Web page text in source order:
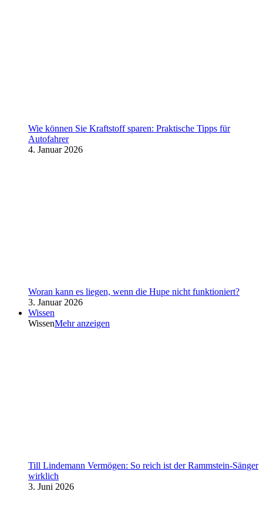
Wie können Sie Kraftstoff sparen: Praktische Tipps für
Autofahrer
4. Januar 2026
Woran kann es liegen, wenn die Hupe nicht funktioniert?
3. Januar 2026
Wissen
WissenMehr anzeigen
Till Lindemann Vermögen: So reich ist der Rammstein-Sänger
wirklich
3. Juni 2026